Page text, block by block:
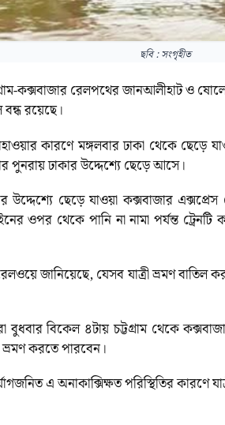
ছবি : সংগৃহীত
কক্সবাজার রেলপথের জানআলীহাট ও
রয়েছে।
কারণে মঙ্গলবার ঢাকা থেকে ছেড়ে
পুনরায় ঢাকার উদ্দেশ্যে ছেড়ে আসে।
উদ্দেশ্যে ছেড়ে যাওয়া কক্সবাজার
ওপর থেকে পানি না নামা পর্যন্ত ট্রেনটি
জানিয়েছে, যেসব যাত্রী ভ্রমণ বাতিল
বুধবার বিকেল ৪টায় চট্টগ্রাম থেকে
ভ্রমণ করতে পারবেন।
এ অনাকাক্সিক্ষত পরিস্থিতির কারণে